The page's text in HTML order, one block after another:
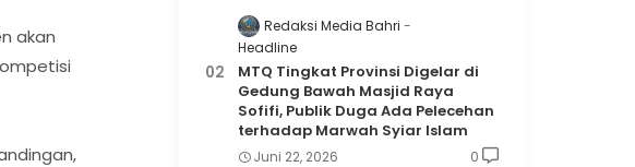
akan
Redaksi Media Bahri
Headline
MTQ Tingkat Provinsi Digelar di
Gedung Bawah Masjid Raya
Sofifi, Publik Duga Ada Pelecehan
terhadap Marwah Syiar Islam
Juni 22, 2026 0